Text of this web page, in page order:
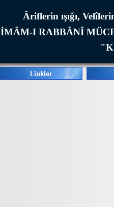
Âriflerin ışığı,
İMÂM-I RABBÂNÎ